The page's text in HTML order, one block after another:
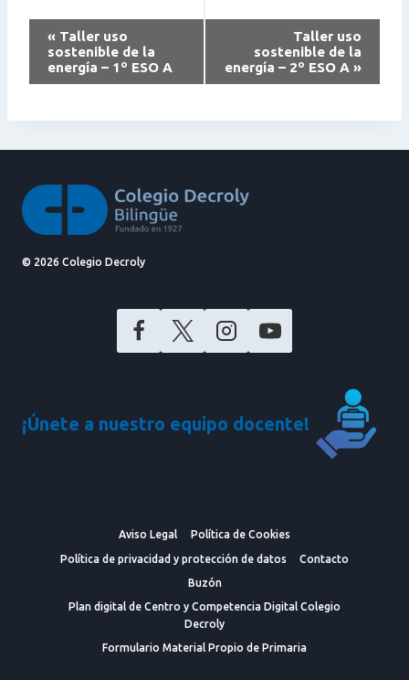
Navegación
del
Evento
« Taller uso
sostenible de la
energía – 1º ESO A
Taller uso
sostenible de la
energía – 2º ESO A »
© 2026 Colegio Decroly
¡Únete a nuestro equipo docente!
Aviso Legal Política de Cookies
Política de privacidad y protección de datos Contacto
Buzón
Plan digital de Centro y Competencia Digital Colegio
Decroly
Formulario Material Propio de Primaria